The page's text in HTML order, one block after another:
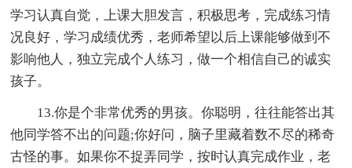
学习认真自觉，上课大胆发言，积极思考，完成练习情
况良好，学习成绩优秀，老师希望以后上课能够做到不
影响他人，独立完成个人练习，做一个相信自己的诚实
孩子。
13.你是个非常优秀的男孩。你聪明，往往能答出其
他同学答不出的问题;你好问，脑子里藏着数不尽的稀奇
古怪的事。如果你不捉弄同学，按时认真完成作业，老